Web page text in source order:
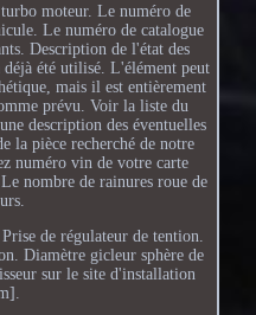
moteur. Le numéro de
Le numéro de catalogue
Description de l'état des
été utilisé. L'élément peut
mais il est entièrement
prévu. Voir la liste du
description des éventuelles
la pièce recherché de notre
numéro vin de votre carte
nombre de rainures roue de
de régulateur de tention.
Diamètre gicleur sphère de
sur le site d'installation